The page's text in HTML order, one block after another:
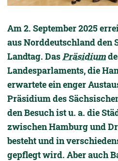
Am 2. September 2025
aus Norddeutschland den
Landtag. DasPräsidium
Landesparlaments, die
erwartete ein enger
Präsidium des
den Besuch ist u. a. die
zwischen Hamburg und
besteht und in
gepflegt wird. Aber auch